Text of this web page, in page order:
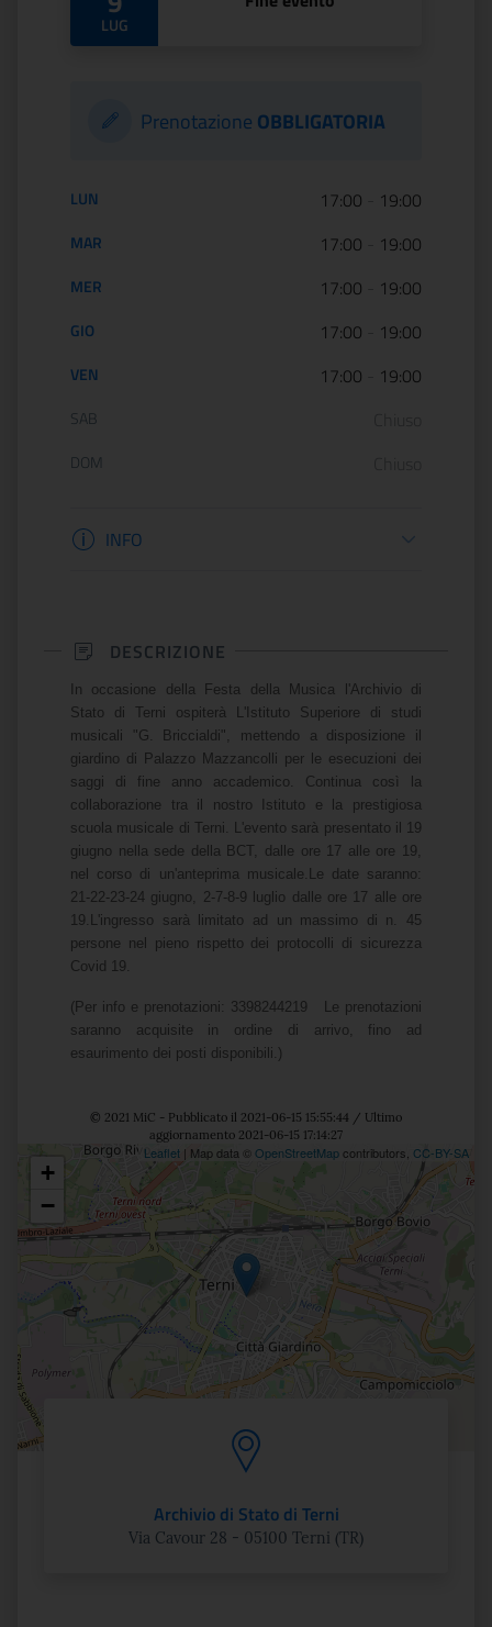
LUG
Prenotazione OBBLIGATORIA
Orario di apertura:
LUN 17:00 19:00
MAR 17:00 19:00
MER 17:00 19:00
GIO 17:00 19:00
VEN 17:00 19:00
SAB
DOM
Informazioni apertura
INFO
DESCRIZIONE
In occasione della Festa della Musica l'Archivio di
Stato di Terni ospiterà L'Istituto Superiore di studi
musicali "G. Briccialdi", mettendo a disposizione il
giardino di Palazzo Mazzancolli per le esecuzioni dei
saggi di fine anno accademico. Continua così la
collaborazione tra il nostro Istituto e la prestigiosa
scuola musicale di Terni. L'evento sarà presentato il 19
giugno nella sede della BCT, dalle ore 17 alle ore 19,
nel corso di un'anteprima musicale. Le date saranno:
21-22-23-24 giugno, 2-7-8-9 luglio dalle ore 17 alle ore
19. L'ingresso sarà limitato ad un massimo di n. 45
persone nel pieno rispetto dei protocolli di sicurezza
Covid 19.
(Per info e prenotazioni: 3398244219
Le prenotazioni
saranno acquisite in ordine di arrivo, fino ad
esaurimento dei posti disponibili.)
© 2021 MiC - Pubblicato il 2021-06-15 15:55:44 / Ultimo
aggiornamento 2021-06-15 17:14:27
Posizione
+
−
Leaflet | Map data © OpenStreetMapcontributors, CC-BY-SA
Archivio di Stato di Terni
Via Cavour 28 - 05100 Terni (TR)